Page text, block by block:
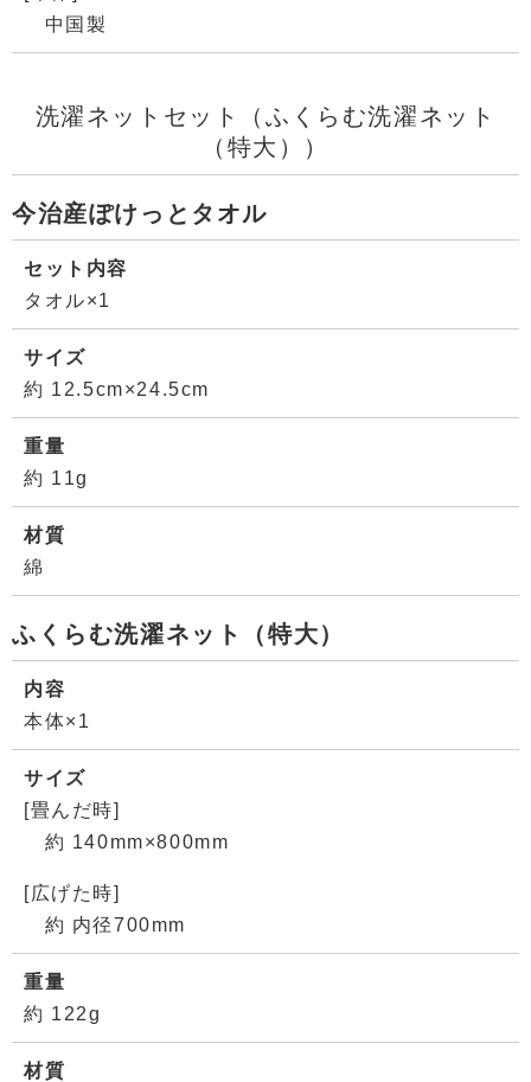
中国製
洗濯ネットセット（ふくらむ洗濯ネット
（特大））
今治産ぽけっとタオル
セット内容
タオル×1
サイズ
約 12.5cm×24.5cm
重量
約 11g
材質
綿
ふくらむ洗濯ネット（特大）
内容
本体×1
サイズ
[畳んだ時]
約 140mm×800mm
[広げた時]
約 内径700mm
重量
約 122g
材質